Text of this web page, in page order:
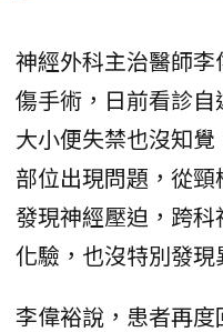
神經外科主治醫師
傷手術，日前看診自
大小便失禁也沒知
部位出現問題，從
發現神經壓迫，跨
化驗，也沒特別發現
李偉裕說，患者再